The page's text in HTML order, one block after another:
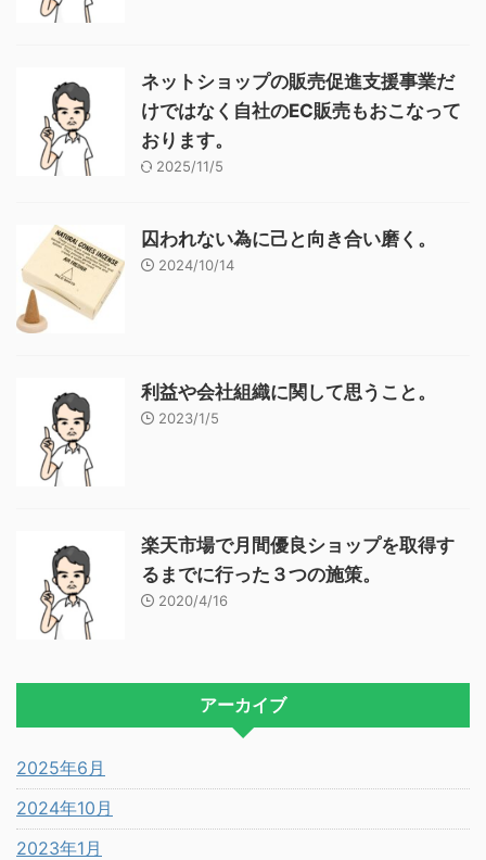
ネットショップの販売促進支援事業だ
けではなく自社のEC販売もおこなって
おります。
2025/11/5
囚われない為に己と向き合い磨く。
2024/10/14
利益や会社組織に関して思うこと。
2023/1/5
楽天市場で月間優良ショップを取得す
るまでに行った３つの施策。
2020/4/16
アーカイブ
2025年6月
2024年10月
2023年1月